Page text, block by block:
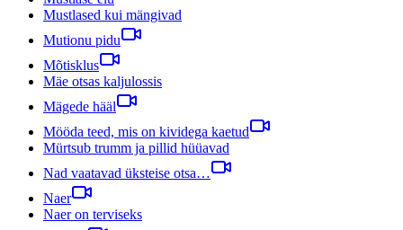
Mustlased kui mängivad
Mutionu pidu
Mõtisklus
Mäe otsas kaljulossis
Mägede hääl
Mööda teed, mis on kividega kaetud
Mürtsub trumm ja pillid hüüavad
Nad vaatavad üksteise otsa…
Naer
Naer on terviseks